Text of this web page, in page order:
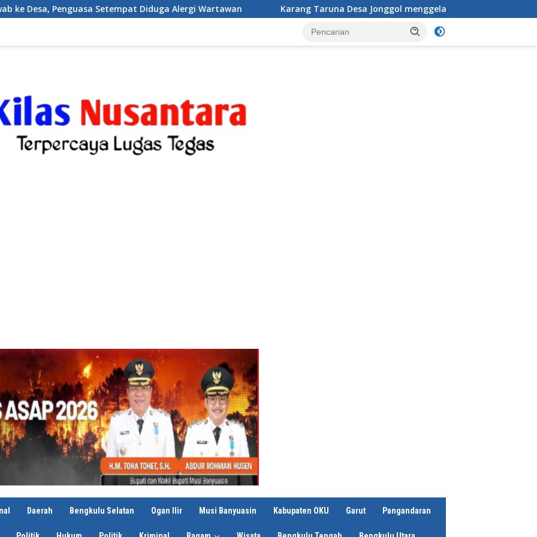
Diduga Alergi Wartawan Karang Taruna Desa Jonggol menggelar aksi penataan dan pembersihan
Daerah Bengkulu Selatan Ogan Ilir Musi Banyuasin Kabupaten OKU Garut Pangandaran